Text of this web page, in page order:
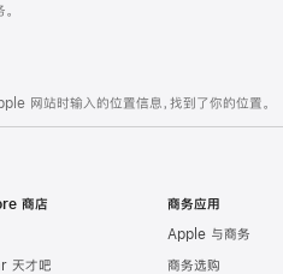
网站时输入的位置信息，找到了你的位置。
商店
天才吧
商务应用
Apple 与商务
商务选购